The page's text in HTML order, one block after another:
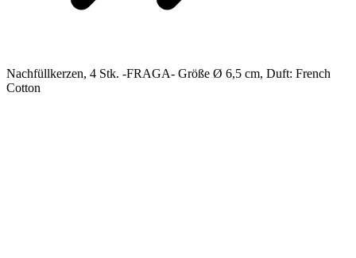
Nachfüllkerzen, 4 Stk. -FRAGA- Größe Ø 6,5 cm, Duft: French
Cotton